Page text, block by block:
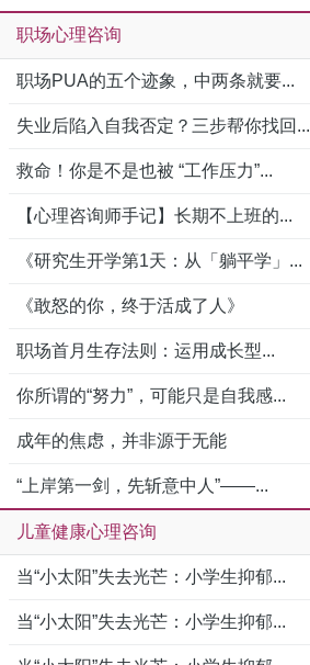
职场心理咨询
职场PUA的五个迹象，中两条就要...
失业后陷入自我否定？三步帮你找回...
救命！你是不是也被 “工作压力”...
【心理咨询师手记】长期不上班的...
《研究生开学第1天：从「躺平学」...
《敢怒的你，终于活成了人》
职场首月生存法则：运用成长型...
你所谓的“努力”，可能只是自我感...
成年的焦虑，并非源于无能
“上岸第一剑，先斩意中人”——...
儿童健康心理咨询
当“小太阳”失去光芒：小学生抑郁...
当“小太阳”失去光芒：小学生抑郁...